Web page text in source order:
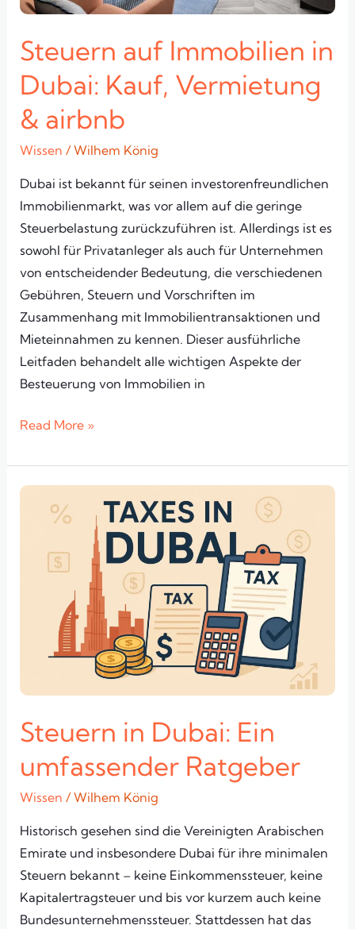
Steuern auf Immobilien in
Dubai: Kauf, Vermietung
& airbnb
Wissen /Wilhem König
Dubai ist bekannt für seinen investorenfreundlichen
Immobilienmarkt, was vor allem auf die geringe
Steuerbelastung zurückzuführen ist. Allerdings ist es
sowohl für Privatanleger als auch für Unternehmen
von entscheidender Bedeutung, die verschiedenen
Gebühren, Steuern und Vorschriften im
Zusammenhang mit Immobilientransaktionen und
Mieteinnahmen zu kennen. Dieser ausführliche
Leitfaden behandelt alle wichtigen Aspekte der
Besteuerung von Immobilien in
Read More »
Steuern in Dubai: Ein
umfassender Ratgeber
Wissen /Wilhem König
Historisch gesehen sind die Vereinigten Arabischen
Emirate und insbesondere Dubai für ihre minimalen
Steuern bekannt – keine Einkommenssteuer, keine
Kapitalertragsteuer und bis vor kurzem auch keine
Bundesunternehmenssteuer. Stattdessen hat das
Steuern
umfassender
Ratgeber